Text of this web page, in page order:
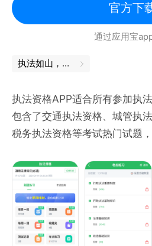
6试题讨论精华，考生精选试题
学习时间、地点不受限制，电
出品：英腾智库教育科技（北
全国免费客服热线&amp;QQ
官方下
通过应用宝
执法如山，舍我其谁
执法资格APP适合所有参加执
包含了交通执法资格、城管执
税务执法资格等考试热门试题
复习考试重点及难点知识内容
执法资格APP的特点：
1、每日一练+每周一测：免费
题节奏，拒绝摆烂
2、模拟试卷：全真机考模拟